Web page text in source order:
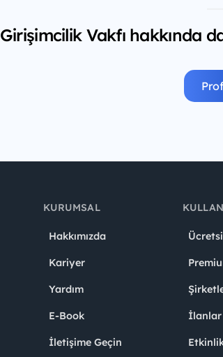
Girişimcilik Vakfı hakkında
KURUMSAL
Hakkımızda
Kariyer
Yardım
E-Book
İletişime Geçin
İlanlar